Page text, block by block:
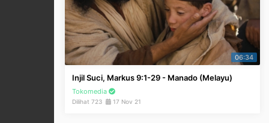
06:34
Injil Suci, Markus 9:1-29 - Manado (Melayu)
Tokomedia
Dilihat 723 17 Nov 21